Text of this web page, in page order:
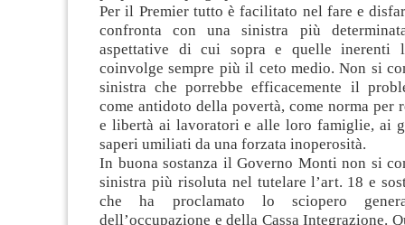
Per il Premier tutto è facilitato nel fare e
confronta con una sinistra più
aspettative di cui sopra e quelle inerenti
coinvolge sempre più il ceto medio. Non si
sinistra che porrebbe efficacemente il
come antidoto della povertà, come norma per
e libertà ai lavoratori e alle loro famiglie, ai
saperi umiliati da una forzata inoperosità.
In buona sostanza il Governo Monti non si
sinistra più risoluta nel tutelare l’art. 18 e
che ha proclamato lo sciopero
dell’occupazione e della Cassa Integrazione.